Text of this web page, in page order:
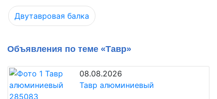
Двутавровая балка
Объявления по теме «Тавр»
08.08.2026
Тавр алюминиевый